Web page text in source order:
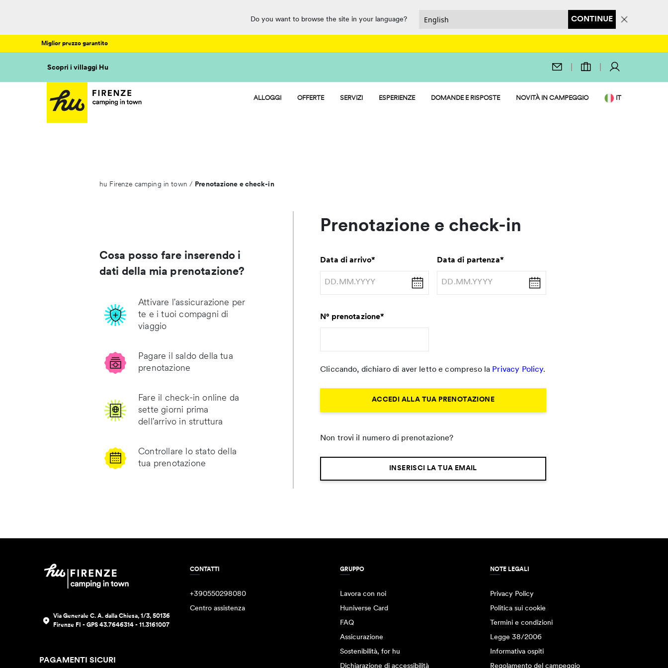
Do you want to browse the site in your language? CONTINUE
Miglior prezzo garantito
Scopri i villaggi Hu
ALLOGGI OFFERTE SERVIZI ESPERIENZE DOMANDE E RISPOSTE NOVITÀ IN CAMPEGGIO IT
hu Firenze camping in town / Prenotazione e check-in
Cosa posso fare inserendo i
dati della mia prenotazione?
Attivare l'assicurazione per
te e i tuoi compagni di
viaggio
Pagare il saldo della tua
prenotazione
Fare il check-in online da
sette giorni prima
dell'arrivo in struttura
Controllare lo stato della
tua prenotazione
Prenotazione e check-in
Data di arrivo* Data di partenza*
N° prenotazione*
Cliccando, dichiaro di aver letto e compreso la Privacy Policy.
ACCEDI ALLA TUA PRENOTAZIONE
Non trovi il numero di prenotazione?
INSERISCI LA TUA EMAIL
Via Generale C. A. dalla Chiesa, 1/3, 50136
Firenze FI - GPS 43.7646314 - 11.3161007
PAGAMENTI SICURI
CONTATTI
+390550298080
Centro assistenza
GRUPPO
Lavora con noi
Huniverse Card
FAQ
Assicurazione
Sostenibilità, for hu
Dichiarazione di accessibilità
NOTE LEGALI
Privacy Policy
Politica sui cookie
Termini e condizioni
Legge 38/2006
Informativa ospiti
Regolamento del campeggio